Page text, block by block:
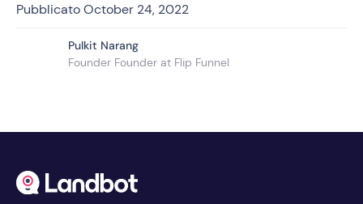
PubblicatoOctober 24, 2022
Pulkit Narang
Founder Founder at Flip Funnel